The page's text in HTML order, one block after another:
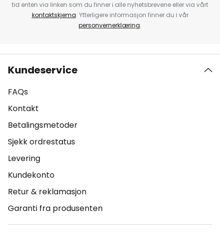
tid enten via linken som du finner i alle nyhetsbrevene eller via vårt
kontaktskjema. Ytterligere informasjon finner du i vår
personvernerklæring.
Kundeservice
FAQs
Kontakt
Betalingsmetoder
Sjekk ordrestatus
Levering
Kundekonto
Retur & reklamasjon
Garanti fra produsenten